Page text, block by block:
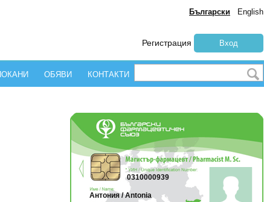
Български English
Регистрация Вход
ОБЯВИ КОНТАКТИ
0310000939
Антония / Antonia